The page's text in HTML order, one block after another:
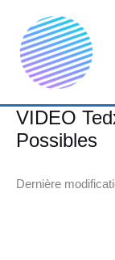
contenu
VIDEO
Possibles
Dernière